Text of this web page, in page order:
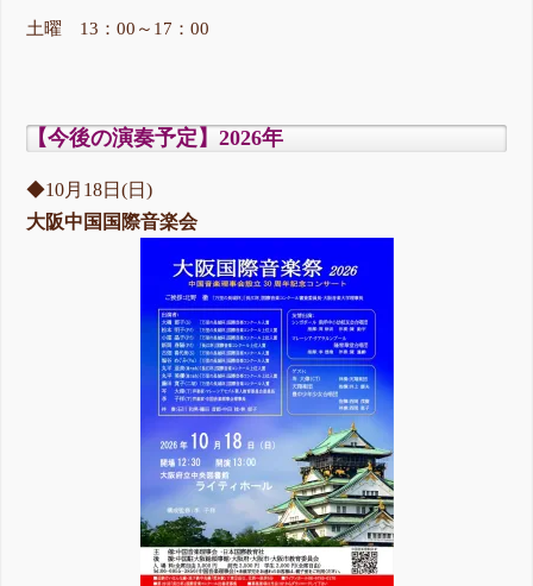
土曜 13：00～17：00
【今後の演奏予定】2026年
◆10月18日(日)
大阪中国国際音楽会